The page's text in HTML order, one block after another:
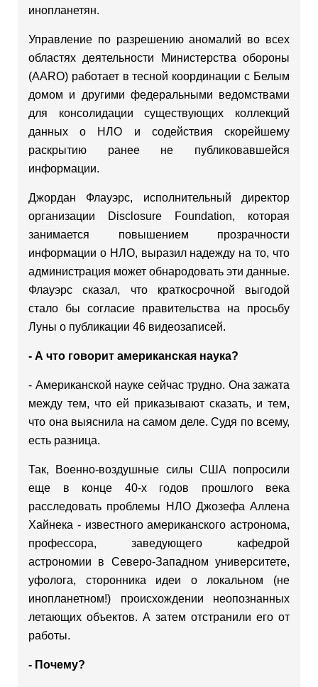
инопланетян.
Управление по разрешению аномалий во всех
областях деятельности Министерства обороны
(AARO) работает в тесной координации с Белым
домом и другими федеральными ведомствами
для консолидации существующих коллекций
данных о НЛО и содействия скорейшему
раскрытию ранее не публиковавшейся
информации.
Джордан Флауэрс, исполнительный директор
организации Disclosure Foundation, которая
занимается повышением прозрачности
информации о НЛО, выразил надежду на то, что
администрация может обнародовать эти данные.
Флауэрс сказал, что краткосрочной выгодой
стало бы согласие правительства на просьбу
Луны о публикации 46 видеозаписей.
- А что говорит американская наука?
- Американской науке сейчас трудно. Она зажата
между тем, что ей приказывают сказать, и тем,
что она выяснила на самом деле. Судя по всему,
есть разница.
Так, Военно-воздушные силы США попросили
еще в конце 40-х годов прошлого века
расследовать проблемы НЛО Джозефа Аллена
Хайнека - известного американского астронома,
профессора, заведующего кафедрой
астрономии в Северо-Западном университете,
уфолога, сторонника идеи о локальном (не
инопланетном!) происхождении неопознанных
летающих объектов. А затем отстранили его от
работы.
- Почему?